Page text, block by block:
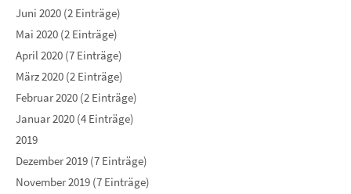
Juni 2020 (2 Einträge)
Mai 2020 (2 Einträge)
April 2020 (7 Einträge)
März 2020 (2 Einträge)
Februar 2020 (2 Einträge)
Januar 2020 (4 Einträge)
2019
Dezember 2019 (7 Einträge)
November 2019 (7 Einträge)